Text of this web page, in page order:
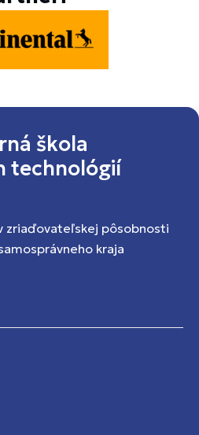
škola
technológií
zriaďovateľskej pôsobnosti
kraja